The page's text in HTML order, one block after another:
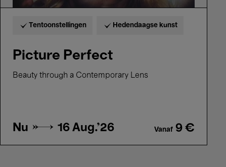
Tentoonstellingen Hedendaagse kunst
Picture Perfect
Beauty through a Contemporary Lens
Nu → 16 Aug.'26 Vanaf 9 €